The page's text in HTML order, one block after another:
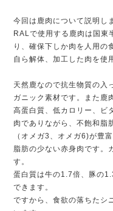
今回は鹿肉について説明し
RALで使用する鹿肉は国東
り、確保下しか肉を人用の
自ら解体、加工した肉を使
天然鹿なので抗生物質の入
ガニック素材です。また鹿
高蛋白質、低カロリー、ビ
肉でありながら、不飽和脂
（オメガ3、オメガ6)が豊
脂肪の少ない赤身肉です。
す。
蛋白質は牛の1.7倍、豚の
できます。
ですから、食欲の落ちたシ